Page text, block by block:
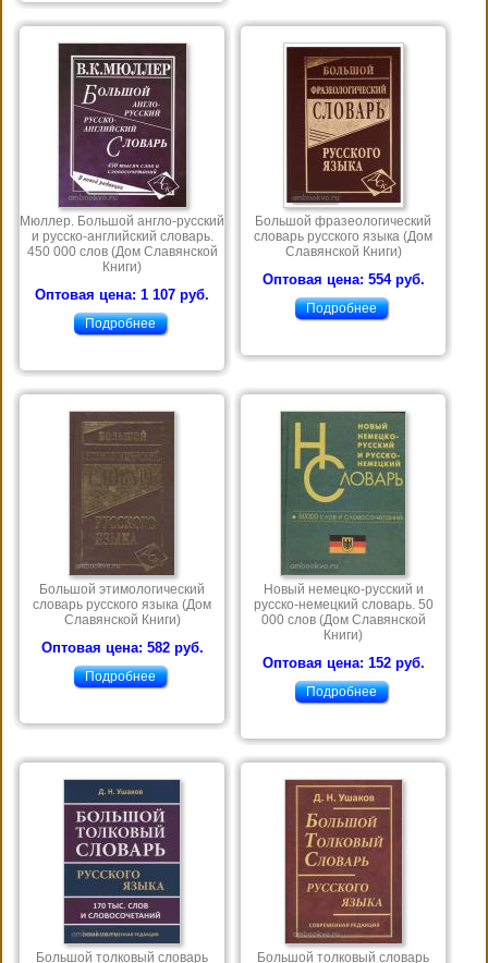
Мюллер. Большой англо-русский
и русско-английский словарь.
450 000 слов (Дом Славянской
Книги)
Оптовая цена: 1 107 руб.
Подробнее
Большой фразеологический
словарь русского языка (Дом
Славянской Книги)
Оптовая цена: 554 руб.
Подробнее
Большой этимологический
словарь русского языка (Дом
Славянской Книги)
Оптовая цена: 582 руб.
Подробнее
Новый немецко-русский и
русско-немецкий словарь. 50
000 слов (Дом Славянской
Книги)
Оптовая цена: 152 руб.
Подробнее
Большой толковый словарь
Большой толковый словарь